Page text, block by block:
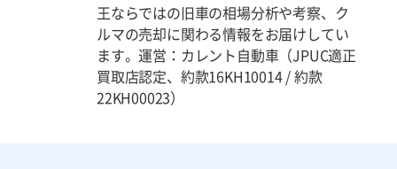
王ならではの旧車の相場分析や考察、ク
ルマの売却に関わる情報をお届けしてい
ます。運営：カレント自動車（JPUC適正
買取店認定、約款16KH10014 / 約款
22KH00023）